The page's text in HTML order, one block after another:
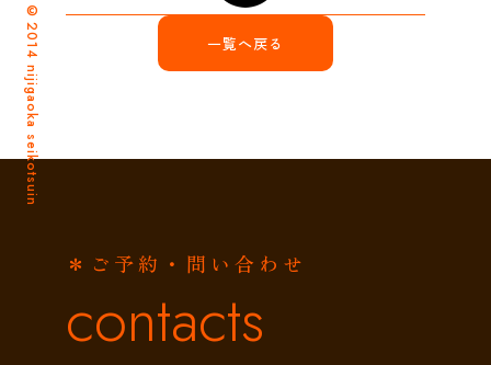
©2014 nijigaoka seikotsuin 一覧へ戻る
＊ご予約・問い合わせ
contacts